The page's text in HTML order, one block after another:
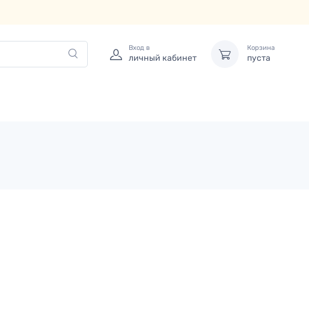
Вход в
личный кабинет
Корзина
пуста